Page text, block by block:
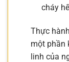
cháy
Thực hành
một phần
linh của